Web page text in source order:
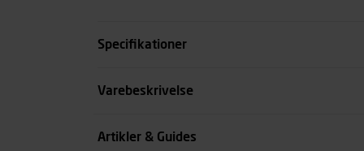
Specifikationer
Størrelse
Varebeskrivelse
Artikler & Guides